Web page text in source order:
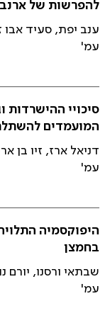
להפרשות של
ענב יפת, סעיד אבו
עמ'
סיכויי ההישרדות
המועמדים
דניאל ארז, זיו בן
עמ'
היפוקסמיה
בחמצן
שבתאי ורסנו, יורם
עמ'